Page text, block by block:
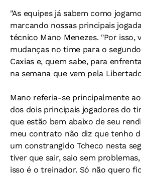
"As equipes já sabem como
marcando nossas principais
técnico Mano Menezes. "Por isso,
mudanças no time para o
Caxias e, quem sabe, para
na semana que vem pela
Mano referia-se principalmente
dos dois principais jogadores do
que estão bem abaixo de seu
meu contrato não diz que tenho
um constrangido Tcheco nesta
tiver que sair, saio sem
isso é o treinador. Só não quero